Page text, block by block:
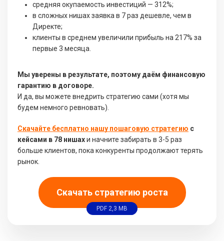
средняя окупаемость инвестиций — 312%;
в сложных нишах заявка в 7 раз дешевле, чем в
Директе;
клиенты в среднем увеличили прибыль на 217% за
первые 3 месяца.
Мы уверены в результате, поэтому даём финансовую
гарантию в договоре.
И да, вы можете внедрить стратегию сами (хотя мы
будем немного ревновать).
Скачайте бесплатно нашу пошаговую стратегию с
кейсами в 78 нишахи начните забирать в 3-5 раз
больше клиентов, пока конкуренты продолжают терять
рынок.
Скачать стратегию роста
PDF 2,3 MB